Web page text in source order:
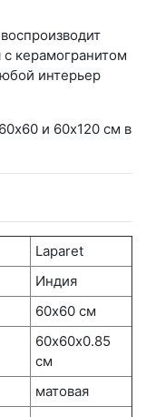
с керамогранитом
интерьер
и 60х120 см в
Laparet
Индия
60х60 см
60х60x0.85
см
матовая